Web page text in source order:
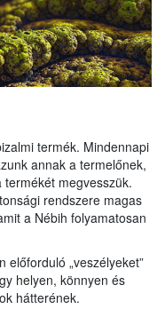
termék. Mindennapi
annak a termelőnek,
megvesszük.
rendszere magas
a Nébih folyamatosan
előforduló „veszélyeket”
helyen, könnyen és
hátterének.